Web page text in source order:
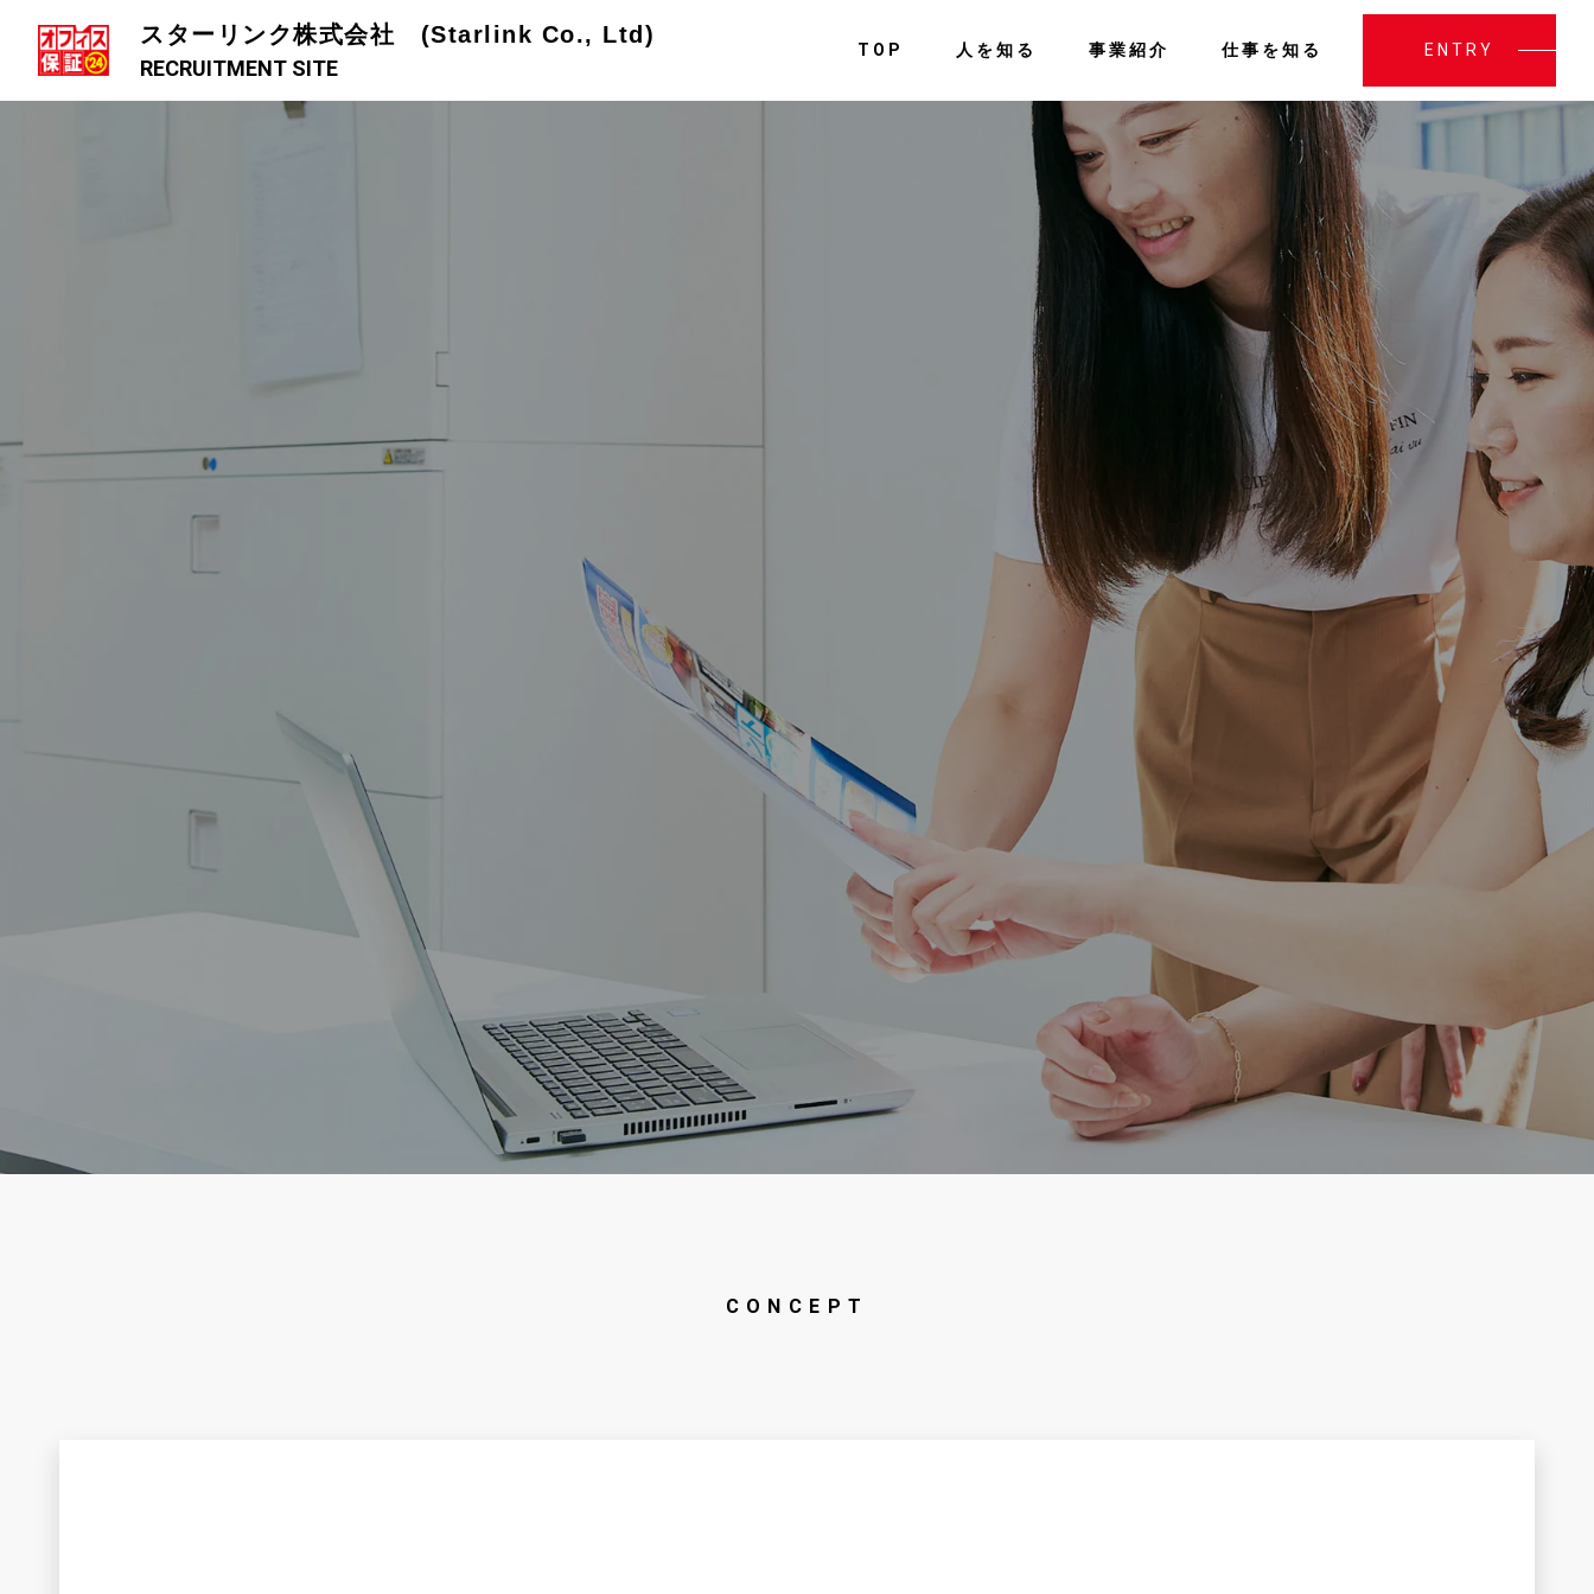
スターリンク株式会社 (Starlink Co., Ltd)
RECRUITMENT SITE
TOP 人を知る 事業紹介 仕事を知る ENTRY
CONCEPT